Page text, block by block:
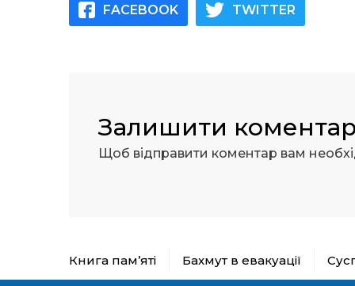
FACEBOOK TWITTER
Залишити коментар
Щоб відправити коментар вам
Книга пам’яті Бахмут в евакуації